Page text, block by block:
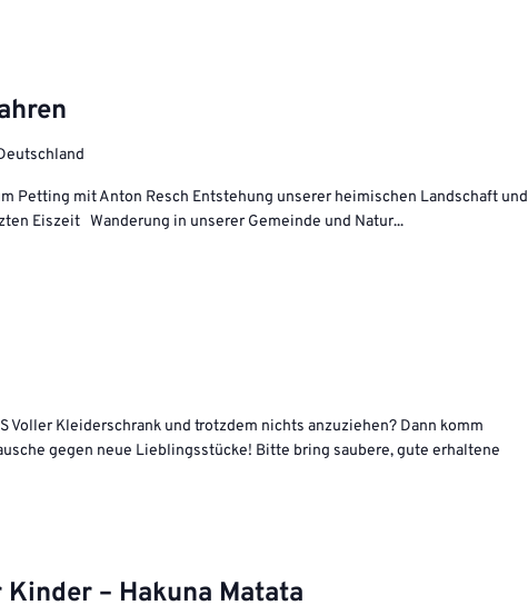
Petting mit Anton Resch Entstehung unserer heimischen Landschaft und
Eiszeit Wanderung in unserer Gemeinde und Natur...
Voller Kleiderschrank und trotzdem nichts anzuziehen? Dann komm
gegen neue Lieblingsstücke! Bitte bring saubere, gute erhaltene
– Hakuna Matata